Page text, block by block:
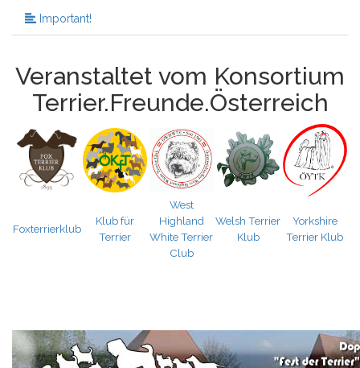
Important!
Veranstaltet vom Konsortium
Terrier.Freunde.Österreich
Foxterrierklub
Klub für
Terrier
West
Highland
White Terrier
Club
Welsh Terrier
Klub
Yorkshire
Terrier Klub